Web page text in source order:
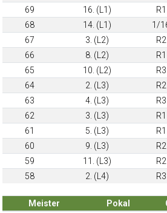
69
16. (L1) R1
68
14. (L1) 1/
67
3. (L2) R2
66
8. (L2) R1
65
10. (L2) R3
64
2. (L3) R2
63
4. (L3) R3
62
3. (L3) R1
61
5. (L3) R1
60
9. (L3) R2
59
11. (L3) R2
58
2. (L4) R3
Meister Pokal